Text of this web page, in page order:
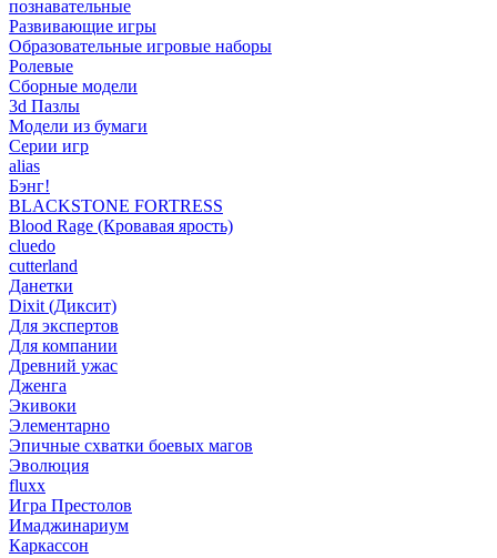
познавательные
Развивающие игры
Образовательные игровые наборы
Ролевые
Сборные модели
3d Пазлы
Модели из бумаги
Серии игр
alias
Бэнг!
BLACKSTONE FORTRESS
Blood Rage (Кровавая ярость)
cluedo
cutterland
Данетки
Dixit (Диксит)
Для экспертов
Для компании
Древний ужас
Дженга
Экивоки
Элементарно
Эпичные схватки боевых магов
Эволюция
fluxx
Игра Престолов
Имаджинариум
Каркассон